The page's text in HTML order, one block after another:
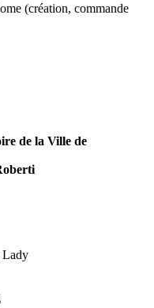
(création, commande
de la Ville de
Lady